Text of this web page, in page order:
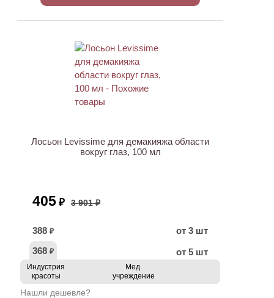
Лосьон Levissime для демакияжа области
вокруг глаз, 100 мл
405 ₽ 3 901 ₽
388 ₽
от 3 шт
368 ₽ от 5 шт
Индустрия
красоты
Мед.
учреждение
Нашли дешевле?